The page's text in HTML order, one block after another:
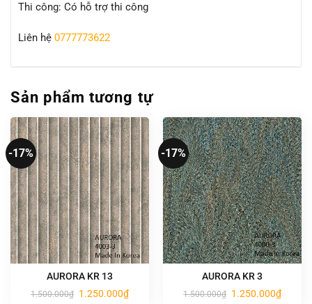
Thi công: Có hỗ trợ thi công
Liên hệ 0777773622
Sản phẩm tương tự
-17%
AURORA KR 13
1.500.000₫ Giá
1.250.000₫Giá
hiện
-17%
AURORA KR 3
1.500.000₫ Giá
1.250.000₫Giá
hiện